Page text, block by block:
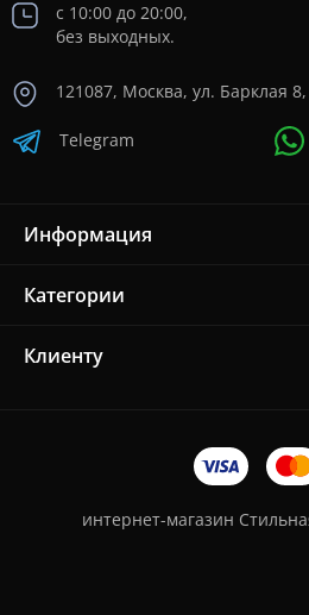
с 10:00 до 20:00,
без выходных.
121087, Москва, ул. Барклая
Telegram
Информация
Категории
Клиенту
интернет-магазин